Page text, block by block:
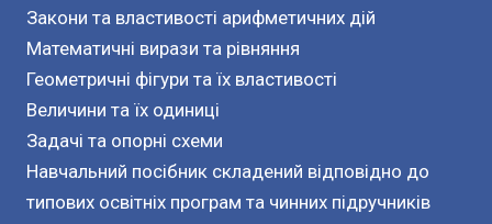
Закони та властивості арифметичних дій
Математичні вирази та рівняння
Геометричні фігури та їх властивості
Величини та їх одиниці
Задачі та опорні схеми
Навчальний посібник складений відповідно до
типових освітніх програм та чинних підручників